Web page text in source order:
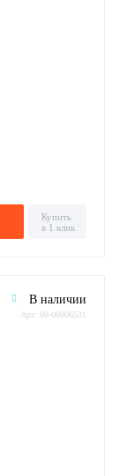
Купить
в 1 клик
В наличии
Арт: 00-00006531